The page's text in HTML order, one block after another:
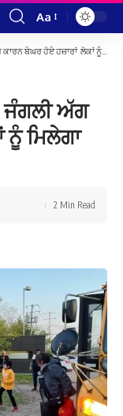
Font
Resizer
Aa
ਹਜ਼ਾਰਾਂ ਲੋਕਾਂ ਨੂੰ ਮਿਲੇਗਾ ਵਿੱਤੀ ਮੁਆਵਜ਼ਾ
ਜੰਗਲੀ ਅੱਗ
ਨੂੰ ਮਿਲੇਗਾ
2 Min Read